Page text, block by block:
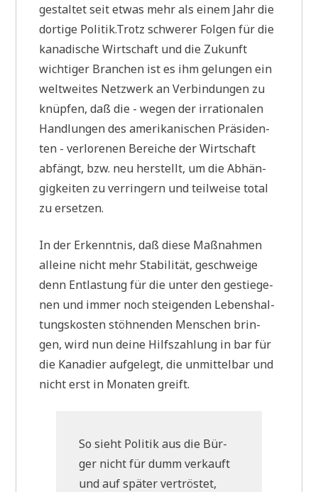
gestal­tet seit etwas mehr als einem Jahr die
dor­ti­ge Politik.Trotz schwe­rer Fol­gen für die
kana­di­sche Wirt­schaft und die Zukunft
wich­ti­ger Bran­chen ist es ihm gelun­gen ein
welt­wei­tes Netz­werk an Ver­bin­dun­gen zu
knüp­fen, daß die - wegen der irra­tio­na­len
Hand­lun­gen des ame­ri­ka­ni­schen Prä­si­den­
ten - ver­lo­re­nen Berei­che der Wirt­schaft
abfängt, bzw. neu her­stellt, um die Abhän­
gig­kei­ten zu ver­rin­gern und teil­wei­se total
zu ersetzen.
In der Erkennt­nis, daß die­se Maß­nah­men
allei­ne nicht mehr Sta­bi­li­tät, geschwei­ge
denn Ent­la­stung für die unter den gestie­ge­
nen und immer noch stei­gen­den Lebens­hal­
tungs­ko­sten stöh­nen­den Men­schen brin­
gen, wird nun dei­ne Hilfs­zah­lung in bar für
die Kana­di­er auf­ge­legt, die unmit­tel­bar und
nicht erst in Mona­ten greift.
So sieht Poli­tik aus die Bür­
ger nicht für dumm ver­kauft
und auf spä­ter ver­trö­stet,